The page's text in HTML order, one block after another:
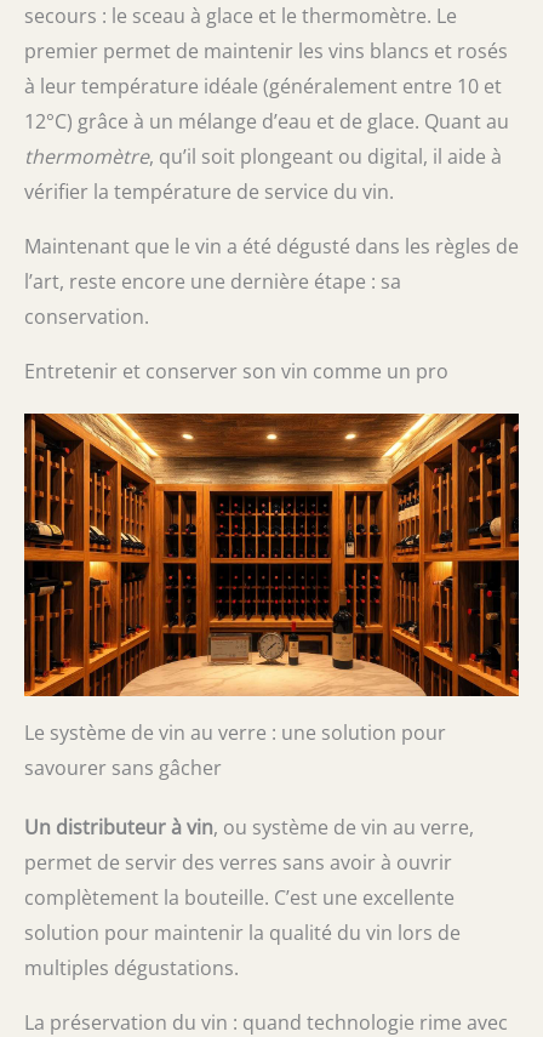
secours : le sceau à glace et le thermomètre. Le
premier permet de maintenir les vins blancs et rosés
à leur température idéale (généralement entre 10 et
12°C) grâce à un mélange d’eau et de glace. Quant au
thermomètre, qu’il soit plongeant ou digital, il aide à
vérifier la température de service du vin.
Maintenant que le vin a été dégusté dans les règles de
l’art, reste encore une dernière étape : sa
conservation.
Entretenir et conserver son vin comme un pro
Le système de vin au verre : une solution pour
savourer sans gâcher
Un distributeur à vin, ou système de vin au verre,
permet de servir des verres sans avoir à ouvrir
complètement la bouteille. C’est une excellente
solution pour maintenir la qualité du vin lors de
multiples dégustations.
La préservation du vin : quand technologie rime avec